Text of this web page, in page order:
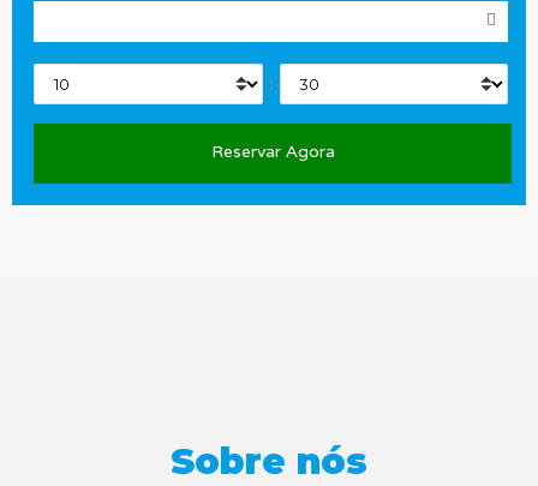
:
Sobre nós